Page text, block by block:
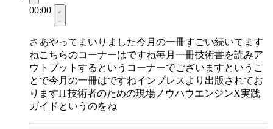
00:00
さあやってまいりました今月の一冊すごい続いてます
ねこちらのコーナーはですね毎月一冊技術書を読みア
ウトプットするというコーナーでございますというこ
とで今月の一冊はですねインプレスより出版されてお
りますIT技術者のための現場ノウハウエンジンX実践
ガイドというのをね